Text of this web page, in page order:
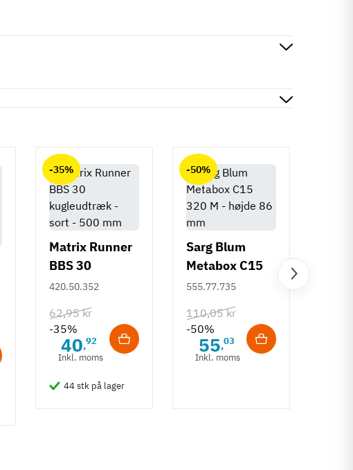
-35%
Matrix Runner
BBS 30
kugleudtræk -
420.50.352
62,95 kr
-35%
40,92
Inkl. moms
44 stk på lager
-50%
Sarg Blum
Metabox C15
320 M - højde
555.77.735
110,05 kr
-50%
55,03
Inkl. moms